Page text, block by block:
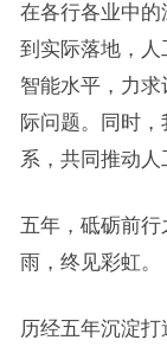
在各行各业中
到实际落地，
智能水平，力
际问题。同时
系，共同推动人
五年，砥砺前
雨，终见彩虹。
历经五年沉淀